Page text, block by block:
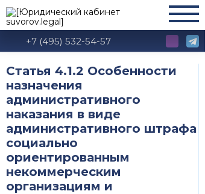
+7 (495) 532-54-57
Статья 4.1.2 Особенности
назначения
административного
наказания в виде
административного штрафа
социально
ориентированным
некоммерческим
организациям и